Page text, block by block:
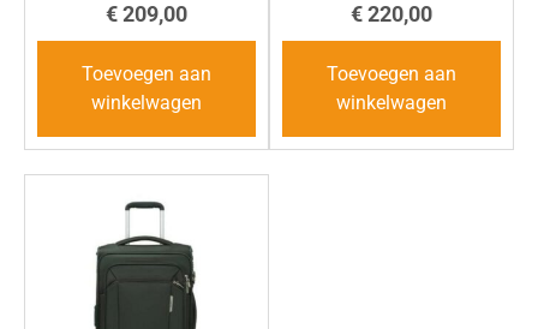
€209,00
Toevoegen aan
winkelwagen
€220,00
Toevoegen aan
winkelwagen